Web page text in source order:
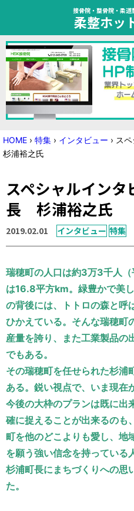
接骨院・整骨院・柔道
柔整ホッ
HOME
トピック
ニュース
国家試験対策
学会・セミナー情報
運営元
HOME › 特集 › インタビュー › ス
杉浦裕之氏
スペシャルイン
長 杉浦裕之氏
2019.02.01 インタビュー 特集
瑞穂町の人口は約3万3千人
は16.8平方km。緑豊かで美
の背後には、トトロの森と呼
ひかえている。そんな瑞穂町
産量を誇り、また工業製品の
でもある。
その瑞穂町を任せられた杉浦
ある。鋭い視点で、いま現在
今後の大枠のプランは既に出
確に捉えることが出来るのも
町を他のどこよりも愛し、地
を願う強い信念を持っている
杉浦町長にまちづくりへの思
た。